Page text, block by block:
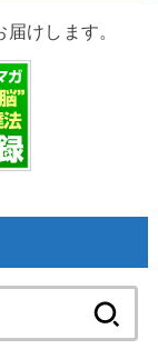
けします。